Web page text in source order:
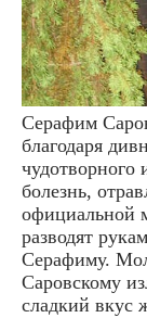
Серафим
благодаря
чудотворного
болезнь,
официальной
разводят
Серафиму.
Саровскому
сладкий вкус